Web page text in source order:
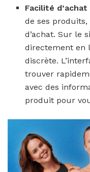
Facilité
de ses produits,
d’achat. Sur le
directement en
discrète.
trouver
avec des
produit pour